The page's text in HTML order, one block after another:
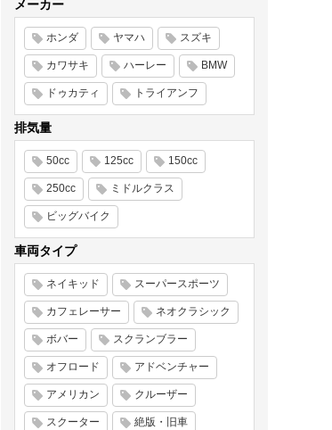
メーカー
ホンダ ヤマハ スズキ
カワサキ ハーレー BMW
ドゥカティ トライアンフ
排気量
50cc 125cc 150cc
250cc ミドルクラス
ビッグバイク
車両タイプ
ネイキッド スーパースポーツ
カフェレーサー ネオクラシック
ボバー スクランブラー
オフロード アドベンチャー
アメリカン クルーザー
スクーター 絶版・旧車